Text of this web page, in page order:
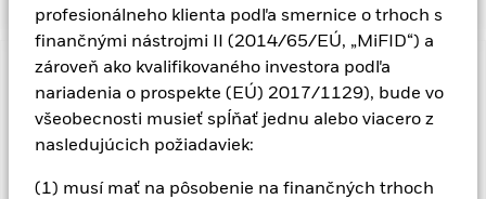
profesionálneho klienta podľa smernice o trhoch s
finančnými nástrojmi II (2014/65/EÚ, „MiFID“) a
zároveň ako kvalifikovaného investora podľa
nariadenia o prospekte (EÚ) 2017/1129), bude vo
všeobecnosti musieť spĺňať jednu alebo viacero z
nasledujúcich požiadaviek:
(1) musí mať na pôsobenie na finančných trhoch
Dôležitá informácia: Rizikový kapitál.
Hodnota investícií a
príjmov z nich môže klesať aj stúpať a nie je zaručená.
Investori nesmú získať späť pôvodne investovanú sumu.
Zobraziť menej